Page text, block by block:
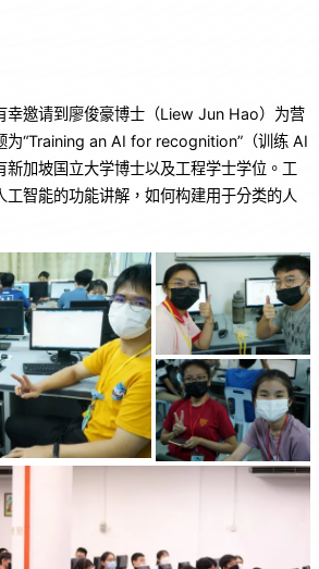
幸邀请到廖俊豪博士（Liew Jun Hao）为营
为“Training an AI for recognition”（训练 AI
新加坡国立大学博士以及工程学士学位。工
工智能的功能讲解，如何构建用于分类的人